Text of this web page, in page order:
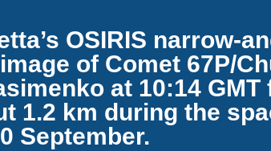
OSIRIS narrow-
of Comet 67P/
at 10:14
1.2 km during the
September.